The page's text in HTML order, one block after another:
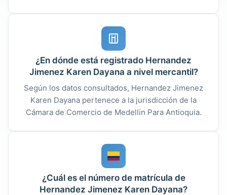
¿En dónde está registrado Hernandez
Jimenez Karen Dayana a nivel mercantil?
Según los datos consultados, Hernandez Jimenez
Karen Dayana pertenece a la jurisdicción de la
Cámara de Comercio de Medellin Para Antioquia.
¿Cuál es el número de matrícula de
Hernandez Jimenez Karen Dayana?